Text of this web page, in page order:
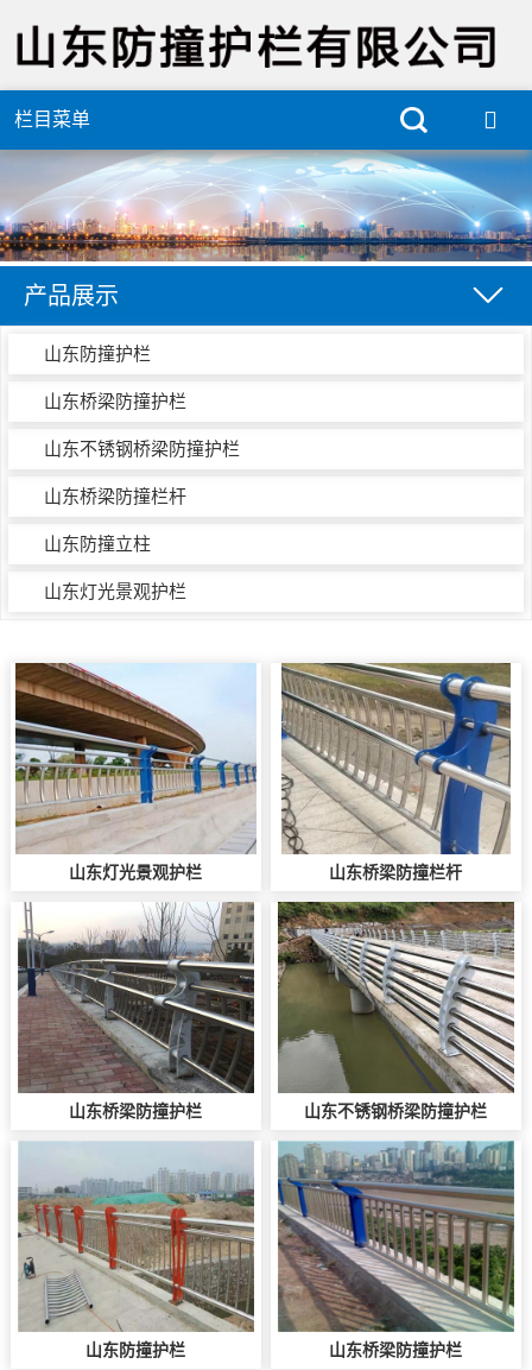
栏目菜单
产品展示
山东防撞护栏
山东桥梁防撞护栏
山东不锈钢桥梁防撞护栏
山东桥梁防撞栏杆
山东防撞立柱
山东灯光景观护栏
山东灯光景观护栏 山东桥梁防撞栏杆
山东桥梁防撞护栏 山东不锈钢桥梁防撞护栏
山东防撞护栏 山东桥梁防撞护栏